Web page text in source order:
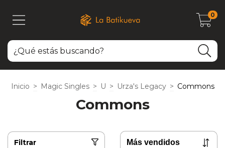
0
Inicio > Magic Singles > U > Urza's Legacy > Commons
Commons
Filtrar